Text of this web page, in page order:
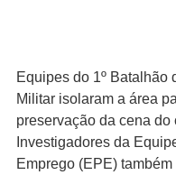
Equipes do 1º Batalhão
Militar isolaram a área
preservação da cena do
Investigadores da
Emprego (EPE)